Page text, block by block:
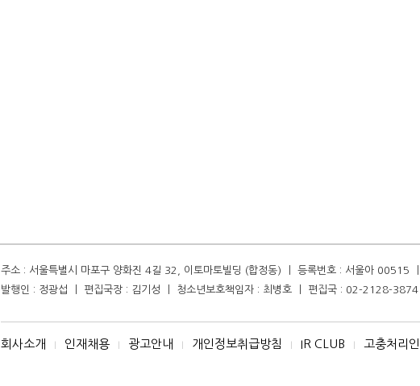
주소 : 서울특별시 마포구 양화진 4길 32, 이토마토빌딩 (합정동) ㅣ 등록번호 : 서울아 00515
발행인 : 정광섭 ㅣ 편집국장 : 김기성 ㅣ 청소년보호책임자 : 최병호 ㅣ 편집국 : 02-2128-
회사소개 I 인재채용 I 광고안내 I 개인정보취급방침 I IR CLUB I 고충처리